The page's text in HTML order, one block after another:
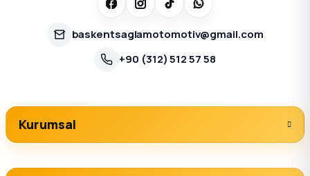
baskentsaglamotomotiv@gmail.com
+90 (312) 512 57 58
Kurumsal